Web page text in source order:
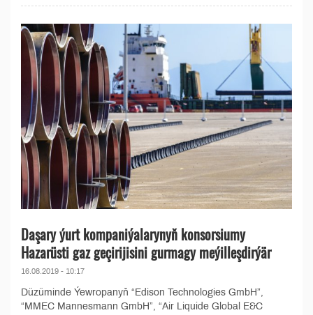
Daşary ýurt kompaniýalarynyň konsorsiumy
Hazarüsti gaz geçirijisini gurmagy meýilleşdirýär
16.08.2019 - 10:17
Düzüminde Ýewropanyň “Edison Technologies GmbH”,
“MMEC Mannesmann GmbH”, “Air Liquide Global E&C